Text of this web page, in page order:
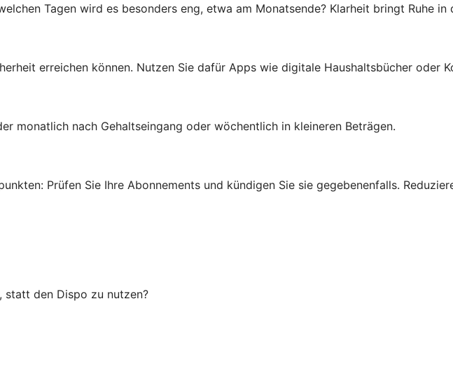
Tagen wird es besonders eng, etwa am Monatsende? Klarheit bringt Ruhe in
erreichen können. Nutzen Sie dafür Apps wie digitale Haushaltsbücher oder
monatlich nach Gehaltseingang oder wöchentlich in kleineren Beträgen.
Prüfen Sie Ihre Abonnements und kündigen Sie sie gegebenenfalls.
statt den Dispo zu nutzen?